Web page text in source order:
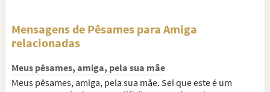
Mensagens de Pêsames para Amiga
relacionadas
Meus pêsames, amiga, pela sua mãe
Meus pêsames, amiga, pela sua mãe. Sei que este é um